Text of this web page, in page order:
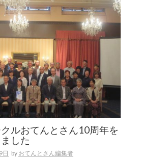
ルおてんとさん10周年を
した
日 by おてんとさん編集者